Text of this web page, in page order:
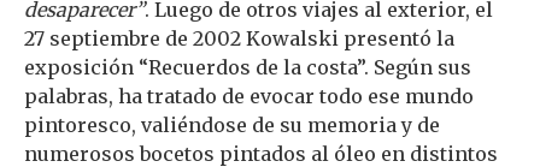
desaparecer”. Luego de otros viajes al exterior, el
27 septiembre de 2002 Kowalski presentó la
exposición “Recuerdos de la costa”. Según sus
palabras, ha tratado de evocar todo ese mundo
pintoresco, valiéndose de su memoria y de
numerosos bocetos pintados al óleo en distintos